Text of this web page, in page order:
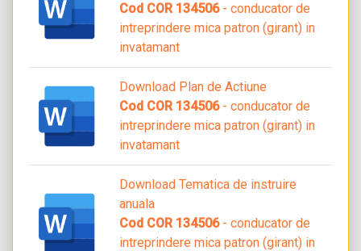
Cod COR 134506- conducator de
intreprindere mica patron (girant) in
invatamant
Download Plan de Actiune
Cod COR 134506- conducator de
intreprindere mica patron (girant) in
invatamant
Download Tematica de instruire
anuala
Cod COR 134506- conducator de
intreprindere mica patron (girant) in